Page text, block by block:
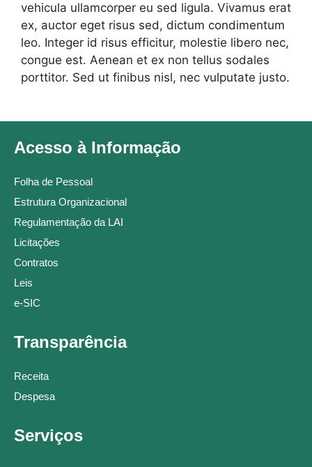
vehicula ullamcorper eu sed ligula. Vivamus erat
ex, auctor eget risus sed, dictum condimentum
leo. Integer id risus efficitur, molestie libero nec,
congue est. Aenean et ex non tellus sodales
porttitor. Sed ut finibus nisl, nec vulputate justo.
Acesso à Informação
Folha de Pessoal
Estrutura Organizacional
Regulamentação da LAI
Licitações
Contratos
Leis
e-SIC
Transparência
Receita
Despesa
Serviços